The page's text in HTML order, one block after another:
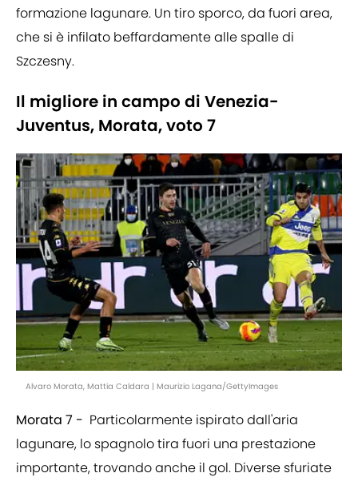
formazione lagunare. Un tiro sporco, da fuori area,
che si è infilato beffardamente alle spalle di
Szczesny.
Il migliore in campo di Venezia-
Juventus, Morata, voto 7
Alvaro Morata, Mattia Caldara | Maurizio Lagana/GettyImages
Morata 7 - Particolarmente ispirato dall'aria
lagunare, lo spagnolo tira fuori una prestazione
importante, trovando anche il gol. Diverse sfuriate